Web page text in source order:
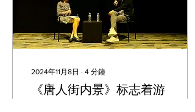
2024年11月8日 ∙ 4 分鐘
《唐人街内景》标志着游